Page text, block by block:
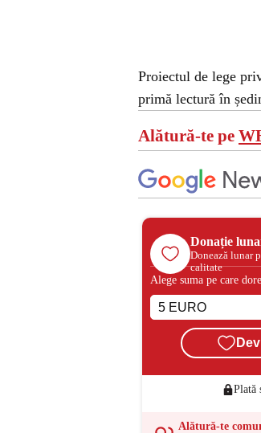
Proiectul de lege
primă lectură în
Alătură-te pe
Donație
Donează lunar
calitate
Alege suma pe care
Plată
Alătură-te